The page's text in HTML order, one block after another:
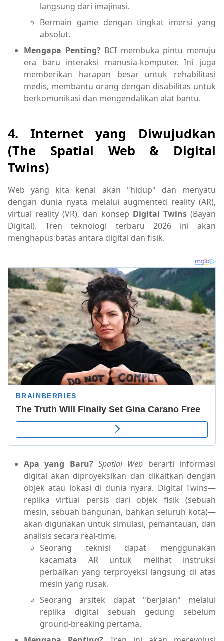
langsung dari imajinasi.
Bermain game dengan tingkat imersi yang
absolut.
Mengapa Penting?BCI membuka pintu menuju
era baru interaksi manusia-komputer. Ini juga
memberikan harapan besar untuk rehabilitasi
medis, membantu orang dengan disabilitas untuk
berkomunikasi dan mengendalikan alat bantu.
4. Internet yang Diwujudkan
(The Spatial Web & Digital
Twins)
Web yang kita kenal akan "hidup" dan menyatu
dengan dunia nyata melalui augmented reality (AR),
virtual reality (VR), dan konsep Digital Twins(Bayan
Digital). Tren teknologi terbaru 2026 ini akan
menghapus batas antara digital dan fisik.
Apa yang Baru? Spatial Web berarti informasi
digital akan diproyeksikan dan dikaitkan dengan
objek atau lokasi di dunia nyara. Digital Twins—
replika virtual persis dari objek fisik (sebuah
mesin, sebuah bangunan, bahkan seluruh kota)—
akan digunakan untuk simulasi, pemantauan, dan
analisis secara real-time.
Seorang teknisi dapat menggunakan
kacamata AR untuk melihat instruksi
perbaikan yang terproyeksi langsung di atas
mesin yang rusak.
Seorang arsitek dapat "berjalan" melalui
replika digital sebuah gedung sebelum
ground-breaking pertama.